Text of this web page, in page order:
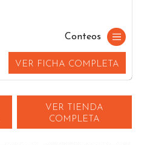
Conteos
VER FICHA COMPLETA
VER TIENDA
COMPLETA